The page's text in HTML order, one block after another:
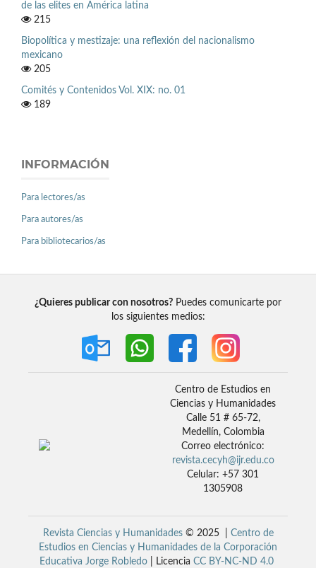
de las elites en América latina
215
Biopolítica y mestizaje: una reflexión del nacionalismo
mexicano
205
Comités y Contenidos Vol. XIX: no. 01
189
INFORMACIÓN
Para lectores/as
Para autores/as
Para bibliotecarios/as
¿Quieres publicar con nosotros? Puedes comunicarte por
los siguientes medios:
Centro de Estudios en
Ciencias y Humanidades
Calle 51 # 65-72,
Medellín, Colombia
Correo electrónico:
revista.cecyh@ijr.edu.co
Celular: +57 301
1305908
Revista Ciencias y Humanidades© 2025 | Centro de
Estudios en Ciencias y Humanidades de la Corporación
Educativa Jorge Robledo | Licencia CC BY-NC-ND 4.0